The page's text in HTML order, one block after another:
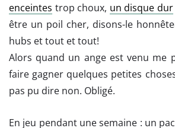
enceintes trop choux, un disque dur
être un poil cher, disons-le
hubs et tout et tout!
Alors quand un ange est venu me
faire gagner quelques petites
pas pu dire non. Obligé.
En jeu pendant une semaine : un